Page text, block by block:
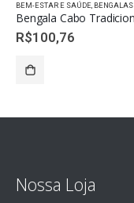
BEM-ESTAR E SAÚDE BENGALAS
R$100,76
Nossa Loja